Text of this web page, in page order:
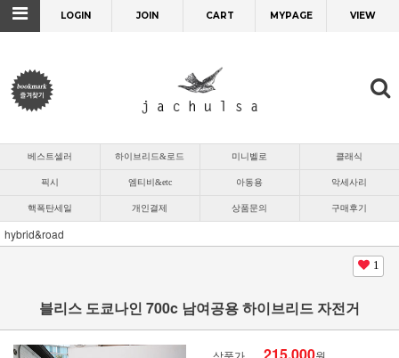
LOGIN JOIN CART MYPAGE VIEW
베스트셀러 하이브리드&로드 미니벨로 클래식
픽시 엠티비&etc 아동용 악세사리
핵폭탄세일 개인결제 상품문의 구매후기
hybrid&road
1
블리스 도쿄나인 700c 남여공용 하이브리드 자전거
상품가
원